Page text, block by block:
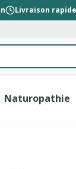
Livraison rapide
alimentation
menu
Naturopathie